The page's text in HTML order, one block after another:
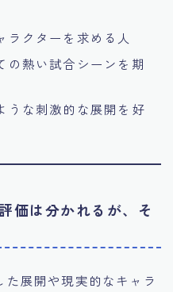
ラクターを求める人
の熱い試合シーンを期
うな刺激的な展開を好
価は分かれるが、そ
展開や現実的なキャラ